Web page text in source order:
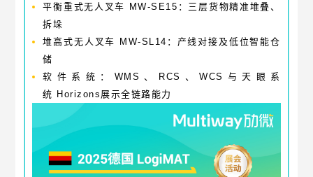
平衡重式无人叉车 MW-SE15：三层货物精准堆叠、
拆垛
堆高式无人叉车 MW-SL14：产线对接及低位智能仓
储
软件系统：WMS、RCS、WCS与天眼系
统 Horizons展示全链路能力